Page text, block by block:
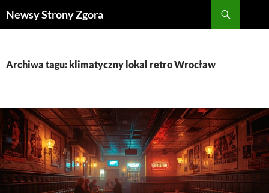
Newsy Strony Zgora
Archiwa tagu: klimatyczny lokal retro Wrocław